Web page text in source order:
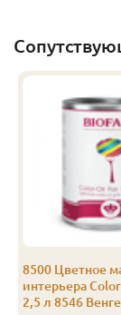
Экстра
8500 Цветное
интерьера
2,5 л 8546 Венге